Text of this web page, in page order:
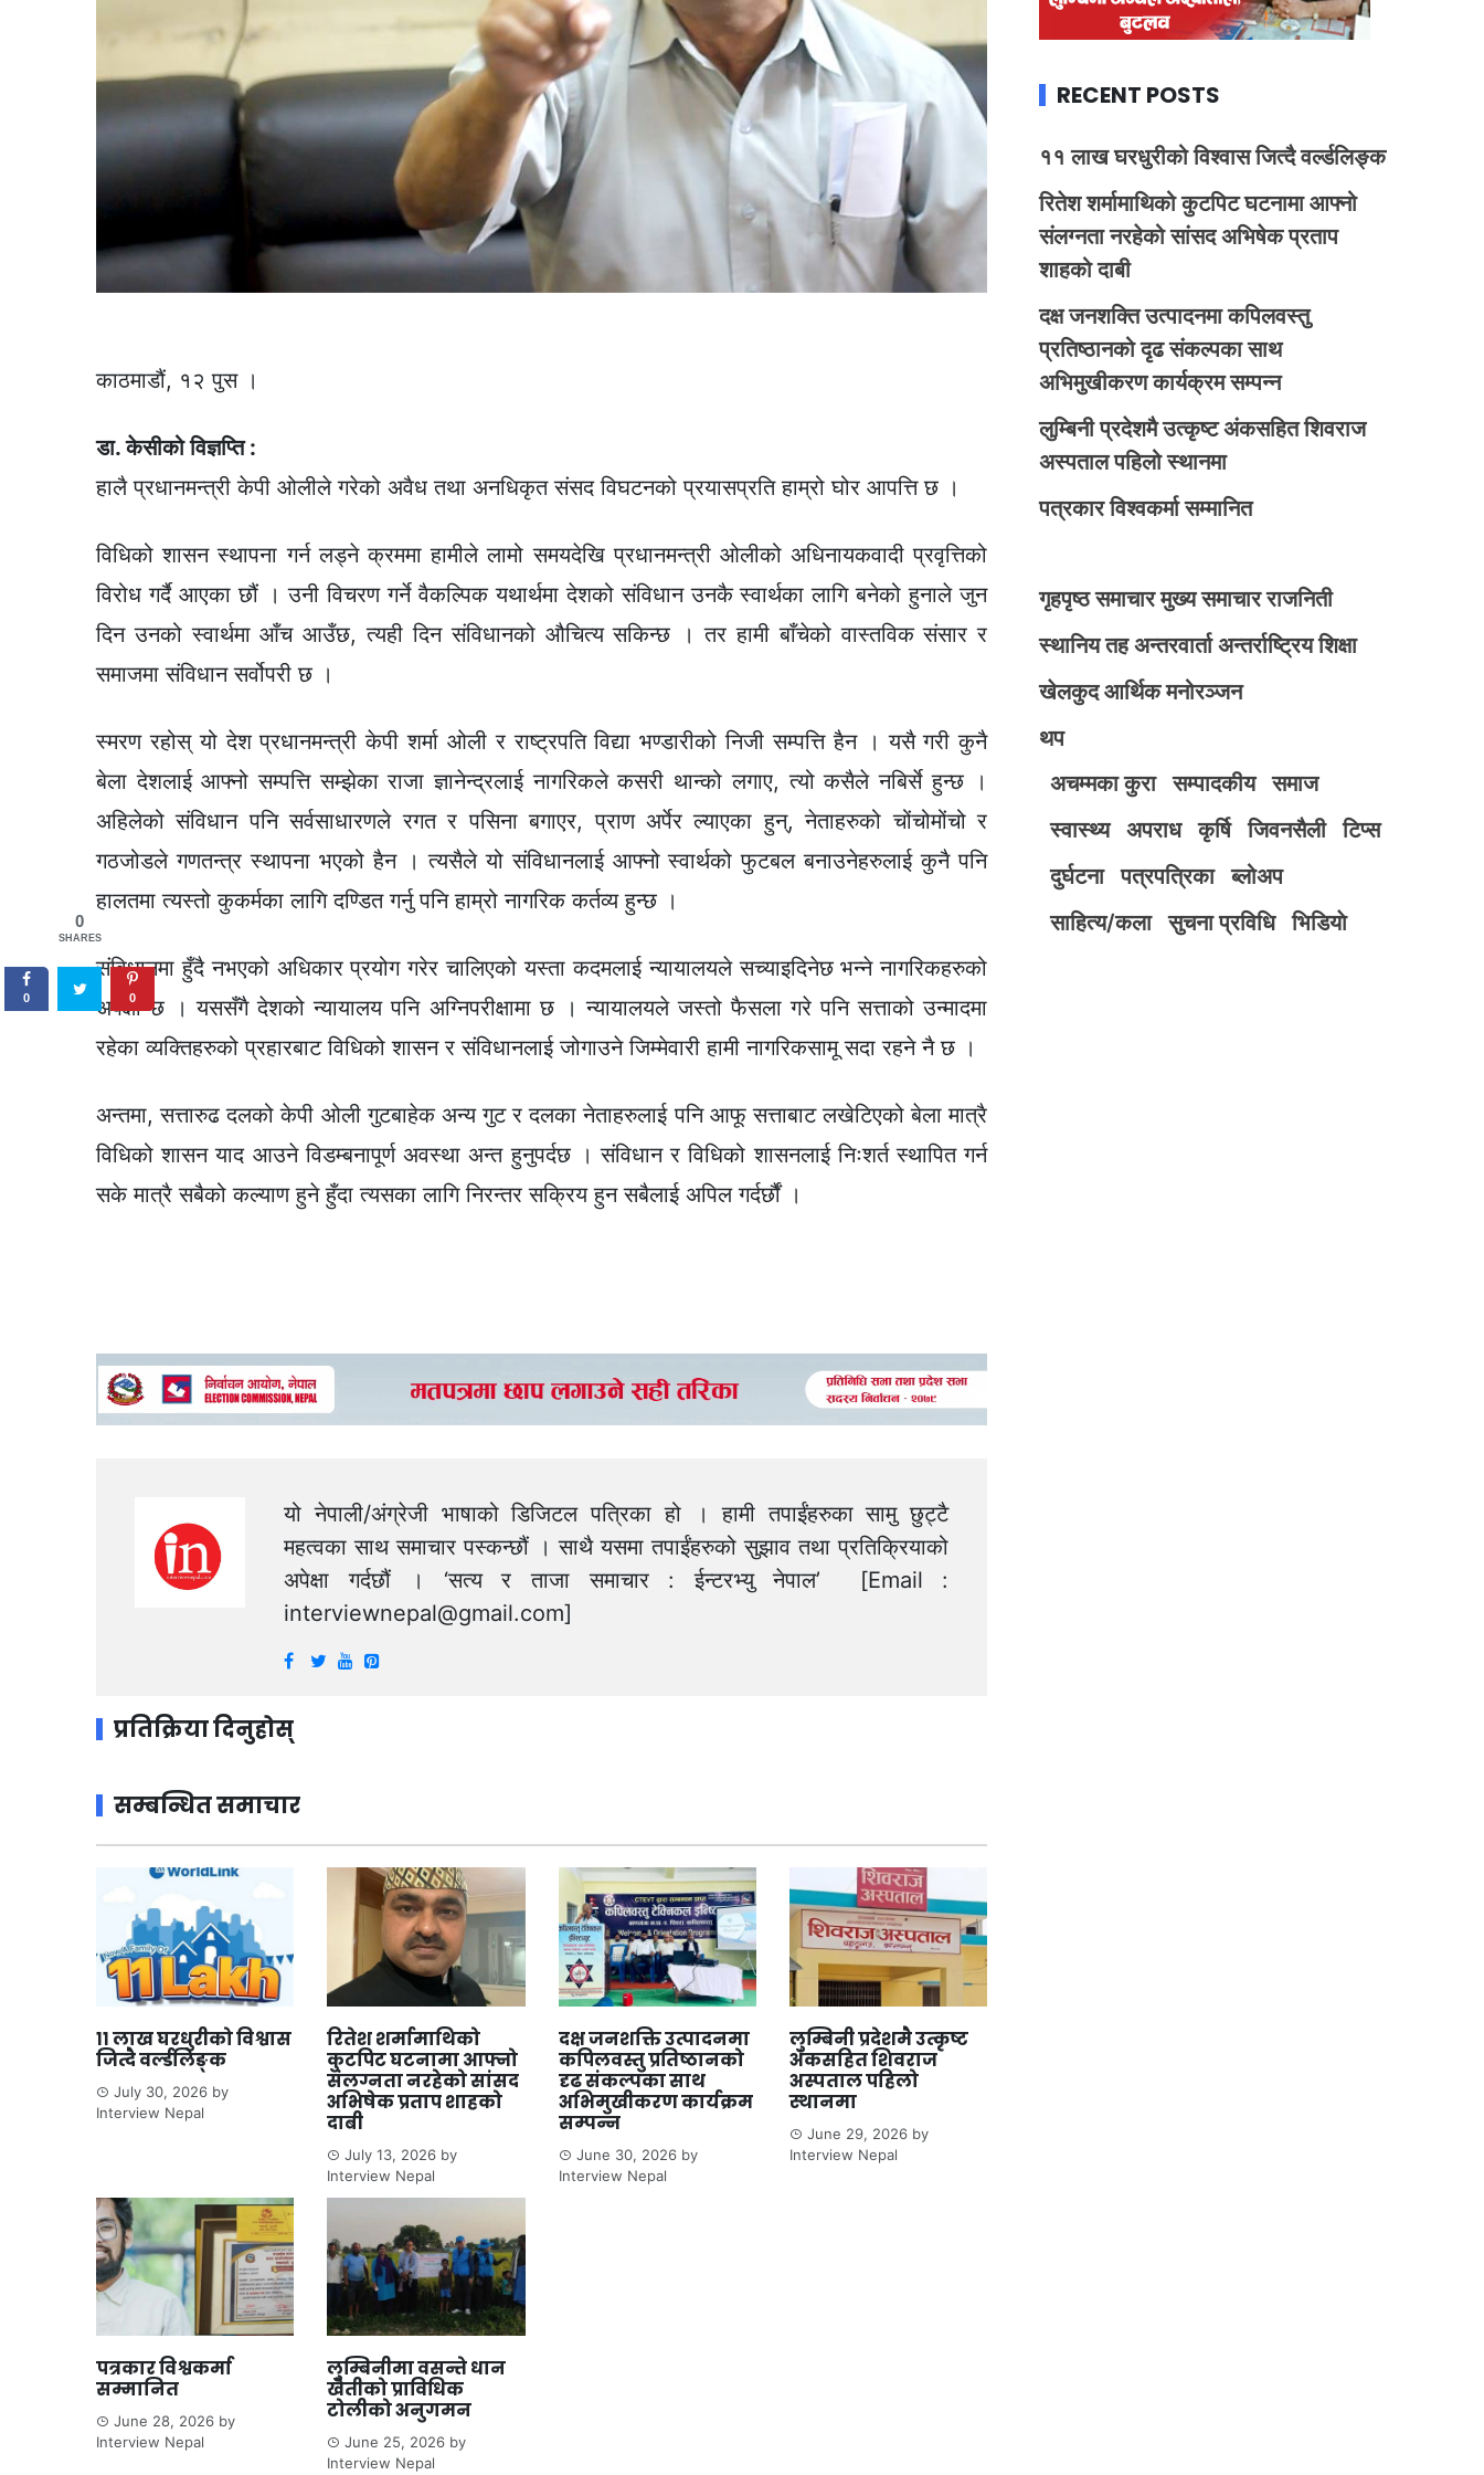
काठमाडौं, १२ पुस ।
डा. केसीको विज्ञप्ति :
हालै प्रधानमन्त्री केपी ओलीले गरेको अवैध तथा अनधिकृत संसद विघटनको प्रयासप्रति हाम्रो घोर आपत्ति छ ।
विधिको शासन स्थापना गर्न लड्ने क्रममा हामीले लामो समयदेखि प्रधानमन्त्री ओलीको अधिनायकवादी प्रवृत्तिको
विरोध गर्दै आएका छौं । उनी विचरण गर्ने वैकल्पिक यथार्थमा देशको संविधान उनकै स्वार्थका लागि बनेको हुनाले जुन
दिन उनको स्वार्थमा आँच आउँछ, त्यही दिन संविधानको औचित्य सकिन्छ । तर हामी बाँचेको वास्तविक संसार र
समाजमा संविधान सर्वोपरी छ ।
स्मरण रहोस् यो देश प्रधानमन्त्री केपी शर्मा ओली र राष्ट्रपति विद्या भण्डारीको निजी सम्पत्ति हैन । यसै गरी कुनै
बेला देशलाई आफ्नो सम्पत्ति सम्झेका राजा ज्ञानेन्द्रलाई नागरिकले कसरी थान्को लगाए, त्यो कसैले नबिर्से हुन्छ ।
अहिलेको संविधान पनि सर्वसाधारणले रगत र पसिना बगाएर, प्राण अर्पेर ल्याएका हुन्, नेताहरुको चोंचोमोंचो र
गठजोडले गणतन्त्र स्थापना भएको हैन । त्यसैले यो संविधानलाई आफ्नो स्वार्थको फुटबल बनाउनेहरुलाई कुनै पनि
हालतमा त्यस्तो कुकर्मका लागि दण्डित गर्नु पनि हाम्रो नागरिक कर्तव्य हुन्छ ।
संविधानमा हुँदै नभएको अधिकार प्रयोग गरेर चालिएको यस्ता कदमलाई न्यायालयले सच्याइदिनेछ भन्ने नागरिकहरुको
अपेक्षा छ । यससँगै देशको न्यायालय पनि अग्निपरीक्षामा छ । न्यायालयले जस्तो फैसला गरे पनि सत्ताको उन्मादमा
रहेका व्यक्तिहरुको प्रहारबाट विधिको शासन र संविधानलाई जोगाउने जिम्मेवारी हामी नागरिकसामू सदा रहने नै छ ।
अन्तमा, सत्तारुढ दलको केपी ओली गुटबाहेक अन्य गुट र दलका नेताहरुलाई पनि आफू सत्ताबाट लखेटिएको बेला मात्रै
विधिको शासन याद आउने विडम्बनापूर्ण अवस्था अन्त हुनुपर्दछ । संविधान र विधिको शासनलाई निःशर्त स्थापित गर्न
सके मात्रै सबैको कल्याण हुने हुँदा त्यसका लागि निरन्तर सक्रिय हुन सबैलाई अपिल गर्दर्छौं ।
यो नेपाली/अंग्रेजी भाषाको डिजिटल पत्रिका हो । हामी तपाईंहरुका सामु छुट्टै
महत्वका साथ समाचार पस्कन्छौं । साथै यसमा तपाईंहरुको सुझाव तथा प्रतिक्रियाको
अपेक्षा गर्दछौं । ‘सत्य र ताजा समाचार : ईन्टरभ्यु नेपाल’ [Email :
interviewnepal@gmail.com]
प्रतिक्रिया दिनुहोस्
सम्बन्धित समाचार
११ लाख घरधुरीको विश्वास
जित्दै वर्ल्डलिङ्क
July 30, 2026 by
Interview Nepal
रितेश शर्मामाथिको
कुटपिट घटनामा आफ्नो
संलग्नता नरहेको सांसद
अभिषेक प्रताप शाहको
दाबी
July 13, 2026 by
Interview Nepal
दक्ष जनशक्ति उत्पादनमा
कपिलवस्तु प्रतिष्ठानको
दृढ संकल्पका साथ
अभिमुखीकरण कार्यक्रम
सम्पन्न
June 30, 2026by
Interview Nepal
लुम्बिनी प्रदेशमै उत्कृष्ट
अंकसहित शिवराज
अस्पताल पहिलो
स्थानमा
June 29, 2026by
Interview Nepal
पत्रकार विश्वकर्मा
सम्मानित
June 28, 2026 by
Interview Nepal
लुम्बिनीमा वसन्ते धान
खेतीको प्राविधिक
टोलीको अनुगमन
June 25, 2026 by
Interview Nepal
RECENT POSTS
११ लाख घरधुरीको विश्वास जित्दै वर्ल्डलिङ्क
रितेश शर्मामाथिको कुटपिट घटनामा आफ्नो
संलग्नता नरहेको सांसद अभिषेक प्रताप
शाहको दाबी
दक्ष जनशक्ति उत्पादनमा कपिलवस्तु
प्रतिष्ठानको दृढ संकल्पका साथ
अभिमुखीकरण कार्यक्रम सम्पन्न
लुम्बिनी प्रदेशमै उत्कृष्ट अंकसहित शिवराज
अस्पताल पहिलो स्थानमा
पत्रकार विश्वकर्मा सम्मानित
गृहपृष्ठ समाचार मुख्य समाचार राजनिती
स्थानिय तह अन्तरवार्ता अन्तर्राष्ट्रिय शिक्षा
खेलकुद आर्थिक मनोरञ्जन
थप
अचम्मका कुरा
सम्पादकीय
समाज
स्वास्थ्य
अपराध कृर्षि जिवनसैली
टिप्स
दुर्घटना
पत्रपत्रिका
ब्लोअप
साहित्य/कला
सुचना प्रविधि भिडियाे
0
SHARES
0 0